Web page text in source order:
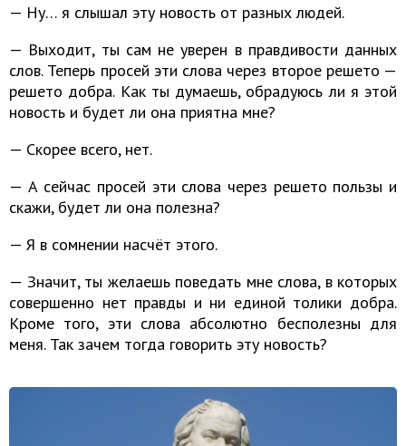
— Ну… я слышал эту новость от разных людей.
— Выходит, ты сам не уверен в правдивости данных
слов. Теперь просей эти слова через второе решето —
решето добра. Как ты думаешь, обрадуюсь ли я этой
новость и будет ли она приятна мне?
— Скорее всего, нет.
— А сейчас просей эти слова через решето пользы и
скажи, будет ли она полезна?
— Я в сомнении насчёт этого.
— Значит, ты желаешь поведать мне слова, в которых
совершенно нет правды и ни единой толики добра.
Кроме того, эти слова абсолютно бесполезны для
меня. Так зачем тогда говорить эту новость?